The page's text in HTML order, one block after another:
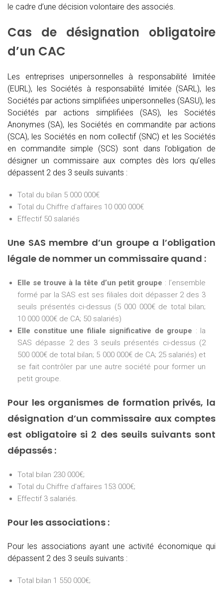
le cadre d’une décision volontaire des associés.
Cas de désignation obligatoire
d’un CAC
Les entreprises unipersonnelles à responsabilité limitée
(EURL), les Sociétés à responsabilité limitée (SARL), les
Sociétés par actions simplifiées unipersonnelles (SASU), les
Sociétés par actions simplifiées (SAS), les Sociétés
Anonymes (SA), les Sociétés en commandite par actions
(SCA), les Sociétés en nom collectif (SNC) et les Sociétés
en commandite simple (SCS) sont dans l’obligation de
désigner un commissaire aux comptes dès lors qu’elles
dépassent 2 des 3 seuils suivants :
Total du bilan 5 000 000€
Total du Chiffre d’affaires 10 000 000€
Effectif 50 salariés
Une SAS membre d’un groupe a l’obligation
légale de nommer un commissaire quand :
Elle se trouve à la tête d’un petit groupe : l’ensemble
formé par la SAS est ses filiales doit dépasser 2 des 3
seuils présentés ci-dessus (5 000 000€ de total bilan;
10 000 000€ de CA; 50 salariés)
Elle constitue une filiale significative de groupe : la
SAS dépasse 2 des 3 seuils présentés ci-dessus (2
500 000€ de total bilan; 5 000 000€ de CA; 25 salariés) et
se fait contrôler par une autre société pour former un
petit groupe.
Pour les organismes de formation privés, la
désignation d’un commissaire aux comptes
est obligatoire si 2 des seuils suivants sont
dépassés :
Total bilan 230 000€;
Total du Chiffre d’affaires 153 000€;
Effectif 3 salariés.
Pour les associations :
Pour les associations ayant une activité économique qui
dépassent 2 des 3 seuils suivants :
Total bilan 1 550 000€;